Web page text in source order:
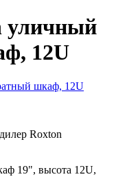
уличный
12U
Roxton
19", высота 12U,